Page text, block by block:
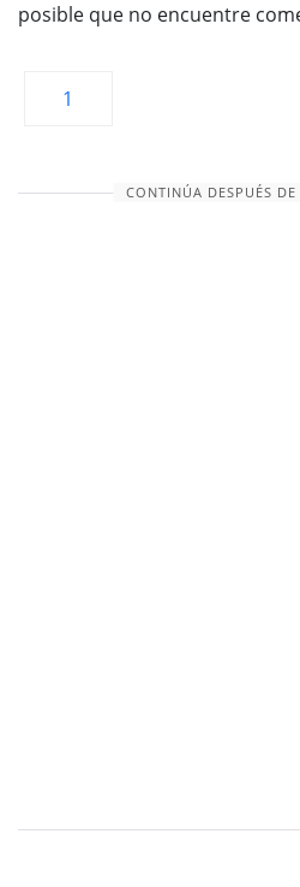
posible que no encuentre
1
CONTINÚA DESPUÉS